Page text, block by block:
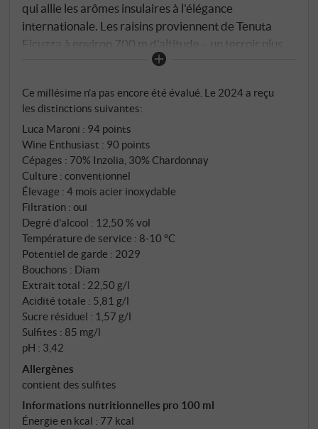
qui allie les arômes insulaires à l'élégance
internationale. Les raisins proviennent de Tenuta
Ficuzza à environ 700 m d'altitude – un terroir plus
frais avec des sols argilo-calcaires qui confèrent
clair avec des reflets dorés. Le nez révèle de la poire
jaune, de l'ananas, des agrumes, un peu de melon et
des notes florales. En bouche, il est juteux, rond et
équilibré, avec une douce acidité, une délicate
douceur fruitée et une finale harmonieuse et
légèrement épicée. Un vin blanc polyvalent et
accessible qui accompagne aussi bien la cuisine
méditerranéenne que les soirées décontractées sur
la terrasse. Très bon rapport qualité-prix.
SUPERIORE.DE
Ce millésime n’a pas encore été évalué. Le 2024 a reçu
les distinctions suivantes:
Luca Maroni : 94 points
Wine Enthusiast : 90 points
Cépages : 70% Inzolia, 30% Chardonnay
Culture : conventionnel
Élevage : 4 mois acier inoxydable
Filtration : oui
Degré d'alcool : 12,50 % vol
Température de service : 8‑10 °C
Potentiel de garde : 2029
Bouchons : Diam
Extrait total : 22,50 g/l
Acidité totale : 5,81 g/l
Sucre résiduel : 1,57 g/l
Sulfites : 85 mg/l
pH : 3,42
Allergènes
contient des sulfites
Informations nutritionnelles pro 100 ml
Énergie en kcal : 77 kcal